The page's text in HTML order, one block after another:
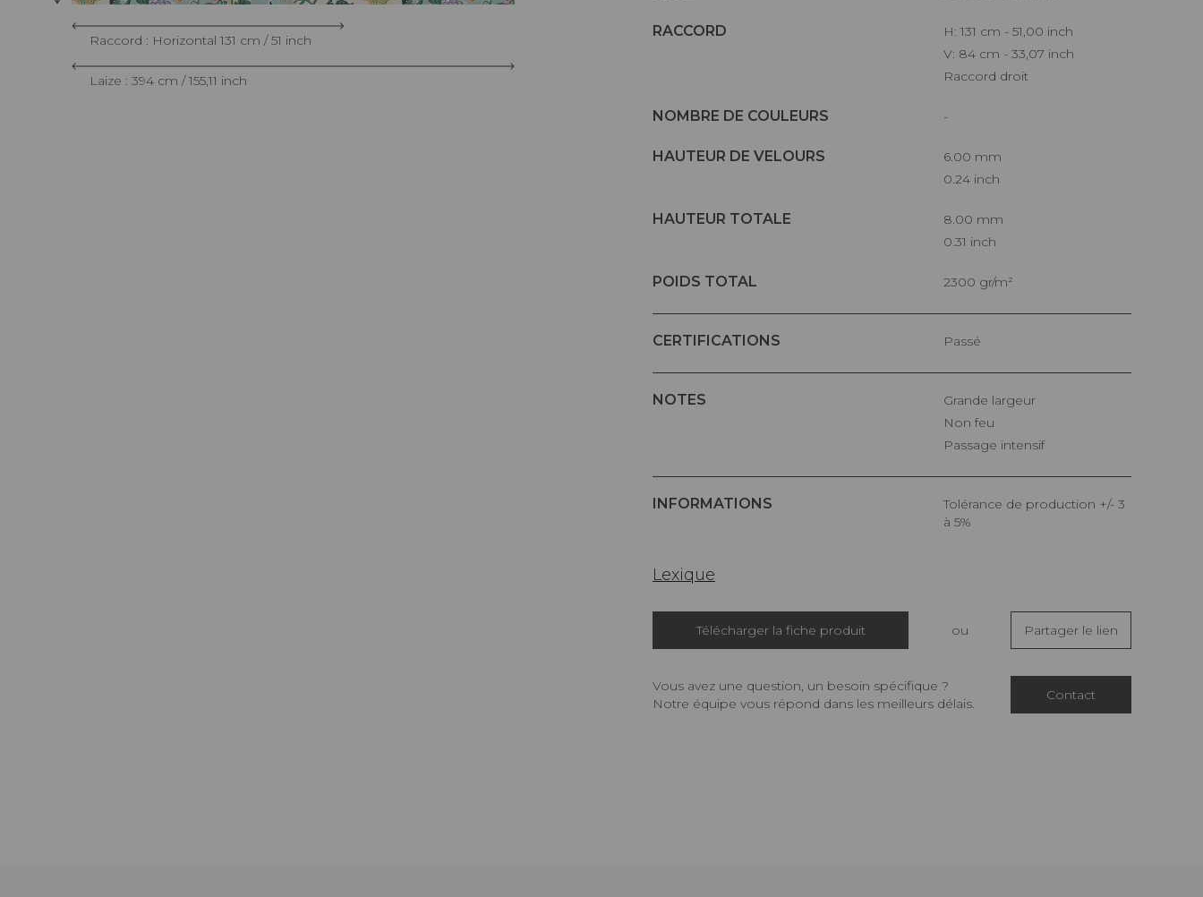
Raccord : Horizontal 131 cm / 51 inch
Laize : 394 cm / 155,11 inch
RACCORD
H: 131 cm - 51,00 inch
V: 84 cm - 33,07 inch
Raccord droit
NOMBRE DE COULEURS -
HAUTEUR DE VELOURS
6.00 mm
0.24 inch
HAUTEUR TOTALE
8.00 mm
0.31 inch
POIDS TOTAL 2300 gr/m²
CERTIFICATIONS Passé
NOTES
Grande largeur
Non feu
Passage intensif
INFORMATIONS
Tolérance de production +/- 3
à 5%
Lexique
Télécharger la fiche produit ou Partager le lien
Vous avez une question, un besoin spécifique ?
Notre équipe vous répond dans les meilleurs délais.
Contact